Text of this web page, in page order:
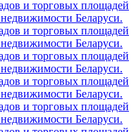
и торговых площадей
Беларуси.
и торговых площадей
Беларуси.
и торговых площадей
Беларуси.
и торговых площадей
Беларуси.
и торговых площадей
Беларуси.